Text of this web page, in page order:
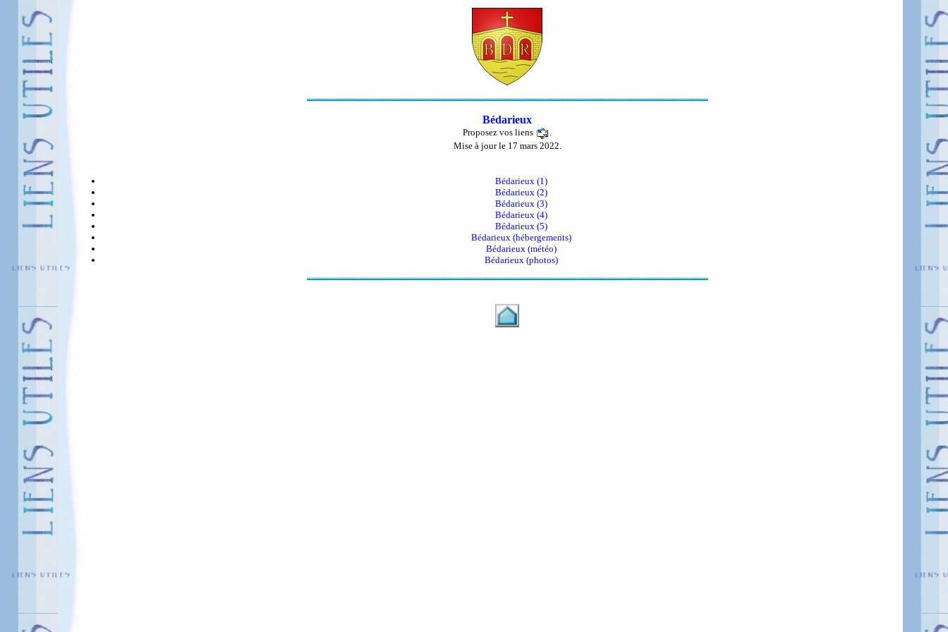
Bédarieux
Proposez vos liens
Mise à jour le 17 mars 2022.
Bédarieux (1)
Bédarieux (2)
Bédarieux (3)
Bédarieux (4)
Bédarieux (5)
Bédarieux (hébergements)
Bédarieux (météo)
Bédarieux (photos)